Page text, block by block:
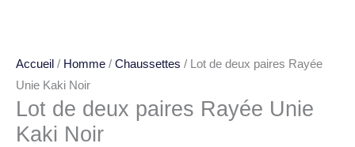
Accueil / Homme / Chaussettes / Lot de deux paires Rayée
Unie Kaki Noir
Lot de deux paires Rayée Unie
Kaki Noir
Noir